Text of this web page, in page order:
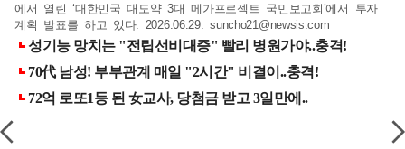
에서 열린 ‘대한민국 대도약 3대 메가프로젝트 국민보고회’에서 투자
계획 발표를 하고 있다. 2026.06.29.suncho21@newsis.com